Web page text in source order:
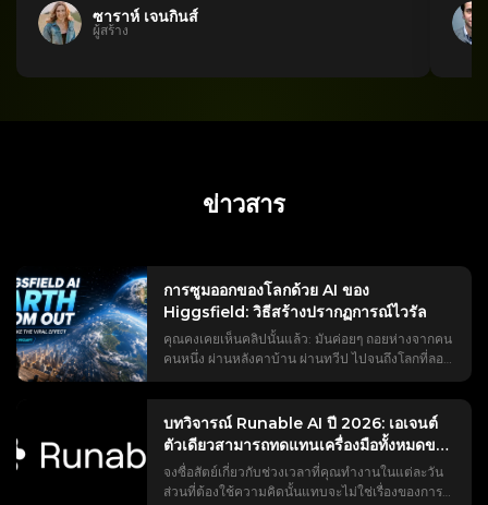
ซาราห์ เจนกินส์
ผู้สร้าง
ข่าวสาร
การซูมออกของโลกด้วย AI ของ
Higgsfield: วิธีสร้างปรากฏการณ์ไวรัล
คุณคงเคยเห็นคลิปนั้นแล้ว: มันค่อยๆ ถอยห่างจากคน
คนหนึ่ง ผ่านหลังคาบ้าน ผ่านทวีป ไปจนถึงโลกที่ลอย
มากกว่าพันล้านครั้ง และส่วนใหญ่สร้างขึ้นด้วย AI
ของ Higgsfield แต่ถ้าคุณเคยลองใช้จริง ๆ คุณคงเจอ
ปัญหาที่บทแนะนำทุกอันข้ามไป เช่น กำแพงการจ่าย
เงินที่ปรากฏขึ้นระหว่างการตัดต่อ ข้อความแจ้งเตือน
ที่ทำให้เกิดการเปลี่ยนภาพแบบแปลก ๆ แทนที่จะ
เป็นการซูมจริง ๆ ไม่มีวิธีเล็งไปยังตำแหน่งที่ต้องการ
บทวิจารณ์ Runable AI ปี 2026: เอเจนต์
ตัวเดียวสามารถทดแทนเครื่องมือทั้งหมดของ
คุณได้จริงหรือไม่?
จงซื่อสัตย์เกี่ยวกับช่วงเวลาที่คุณทำงานในแต่ละวัน
ส่วนที่ต้องใช้ความคิดนั้นแทบจะไม่ใช่เรื่องของการ